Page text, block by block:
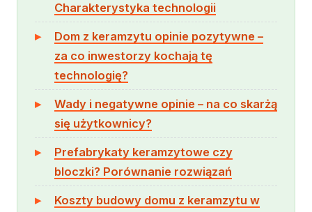
Charakterystyka technologii
Dom z keramzytu opinie pozytywne –
za co inwestorzy kochają tę
technologię?
Wady i negatywne opinie – na co skarżą
się użytkownicy?
Prefabrykaty keramzytowe czy
bloczki? Porównanie rozwiązań
Koszty budowy domu z keramzytu w